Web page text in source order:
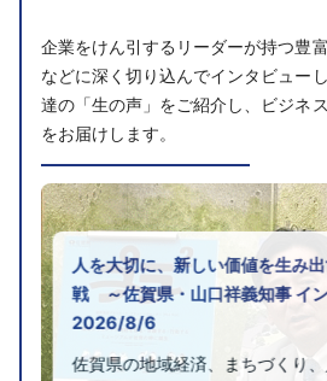
企業をけん引するリーダーが持つ豊
などに深く切り込んでインタビュー
達の「生の声」をご紹介し、ビジネ
をお届けします。
人を大切に、新しい価値を生み
戦 ～佐賀県・山口祥義知事 イ
2026/8/6
佐賀県の地域経済、まちづくり